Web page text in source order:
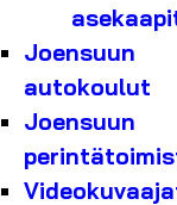
Joensuun
autokoulut
Joensuun